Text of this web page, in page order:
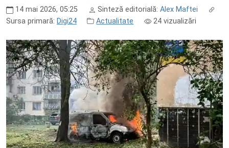
14 mai 2026, 05:25 Sinteză editorială: Alex Maftei
Sursa primară: Digi24 Actualitate 24vizualizări